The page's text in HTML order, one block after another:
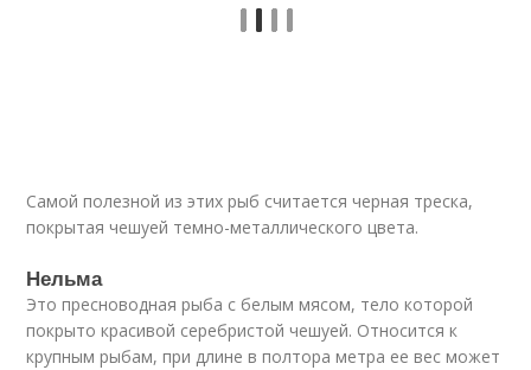
Самой полезной из этих рыб считается черная треска,
покрытая чешуей темно-металлического цвета.
Нельма
Это пресноводная рыба с белым мясом, тело которой
покрыто красивой серебристой чешуей. Относится к
крупным рыбам, при длине в полтора метра ее вес может